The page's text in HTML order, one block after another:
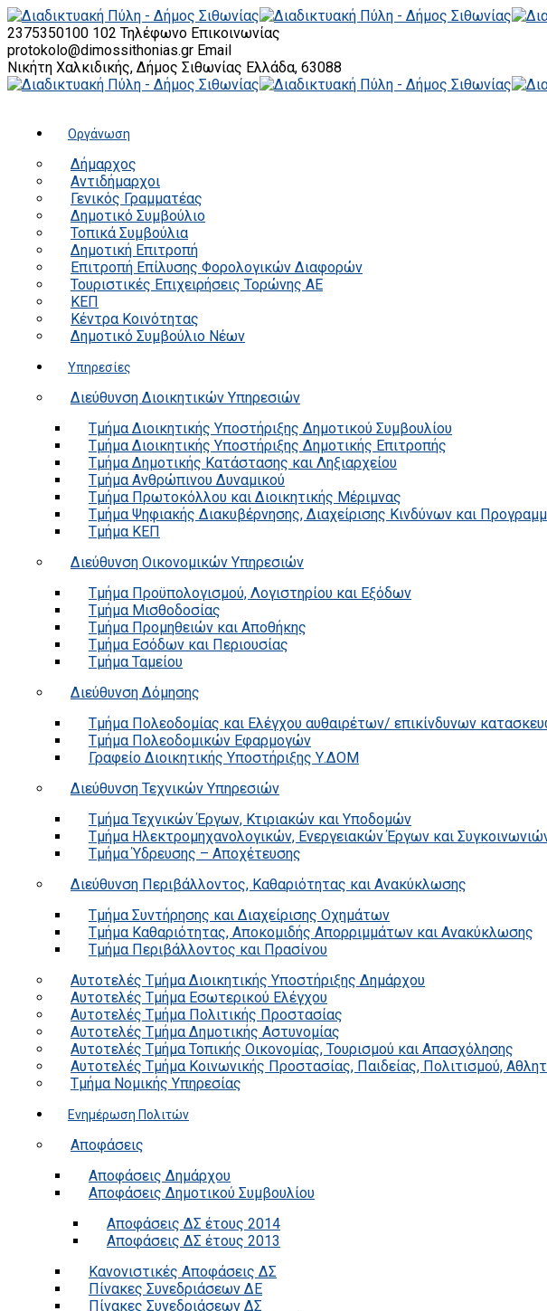
2375350100 102 Τηλέφωνο Επικοινωνίας
protokolo@dimossithonias.gr Email
Νικήτη Χαλκιδικής, Δήμος Σιθωνίας Ελλάδα, 63088
Οργάνωση
Δήμαρχος
Αντιδήμαρχοι
Γενικός Γραμματέας
Δημοτικό Συμβούλιο
Τοπικά Συμβούλια
Δημοτική Επιτροπή
Επιτροπή Επίλυσης Φορολογικών Διαφορών
Τουριστικές Επιχειρήσεις Τορώνης ΑΕ
ΚΕΠ
Κέντρα Κοινότητας
Δημοτικό Συμβούλιο Νέων
Υπηρεσίες
Διεύθυνση Διοικητικών Υπηρεσιών
Τμήμα Διοικητικής Υποστήριξης Δημοτικού Συμβουλίου
Τμήμα Διοικητικής Υποστήριξης Δημοτικής Επιτροπής
Τμήμα Δημοτικής Κατάστασης και Ληξιαρχείου
Τμήμα Ανθρώπινου Δυναμικού
Τμήμα Πρωτοκόλλου και Διοικητικής Μέριμνας
Τμήμα Ψηφιακής Διακυβέρνησης, Διαχείρισης Κινδύνων και
Τμήμα ΚΕΠ
Διεύθυνση Οικονομικών Υπηρεσιών
Τμήμα Προϋπολογισμού, Λογιστηρίου και Εξόδων
Τμήμα Μισθοδοσίας
Τμήμα Προμηθειών και Αποθήκης
Τμήμα Εσόδων και Περιουσίας
Τμήμα Ταμείου
Διεύθυνση Δόμησης
Τμήμα Πολεοδομίας και Ελέγχου αυθαιρέτων/ επικίνδυνων
Τμήμα Πολεοδομικών Εφαρμογών
Γραφείο Διοικητικής Υποστήριξης Υ.ΔΟΜ
Διεύθυνση Τεχνικών Υπηρεσιών
Τμήμα Τεχνικών Έργων, Κτιριακών και Υποδομών
Τμήμα Ηλεκτρομηχανολογικών, Ενεργειακών Έργων και
Τμήμα Ύδρευσης – Αποχέτευσης
Διεύθυνση Περιβάλλοντος, Καθαριότητας και Ανακύκλωσης
Τμήμα Συντήρησης και Διαχείρισης Οχημάτων
Τμήμα Καθαριότητας, Αποκομιδής Απορριμμάτων και Ανακύκλωσης
Τμήμα Περιβάλλοντος και Πρασίνου
Αυτοτελές Τμήμα Διοικητικής Υποστήριξης Δημάρχου
Αυτοτελές Τμήμα Εσωτερικού Ελέγχου
Αυτοτελές Τμήμα Πολιτικής Προστασίας
Αυτοτελές Τμήμα Δημοτικής Αστυνομίας
Αυτοτελές Τμήμα Τοπικής Οικονομίας, Τουρισμού και Απασχόλησης
Αυτοτελές Τμήμα Κοινωνικής Προστασίας, Παιδείας, Πολιτισμού,
Τμήμα Νομικής Υπηρεσίας
Ενημέρωση Πολιτών
Αποφάσεις
Αποφάσεις Δημάρχου
Αποφάσεις Δημοτικού Συμβουλίου
Αποφάσεις ΔΣ έτους 2014
Αποφάσεις ΔΣ έτους 2013
Κανονιστικές Αποφάσεις ΔΣ
Πίνακες Συνεδριάσεων ΔΕ
Πίνακες Συνεδριάσεων ΔΣ